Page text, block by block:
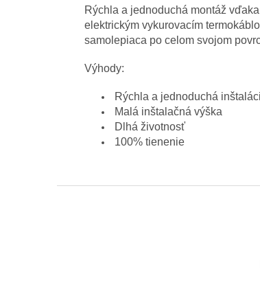
Rýchla a jednoduchá montáž
elektrickým vykurovacím
samolepiaca po celom svojom
Výhody:
Rýchla a jednoduchá
Malá inštalačná výška
Dlhá životnosť
100% tienenie